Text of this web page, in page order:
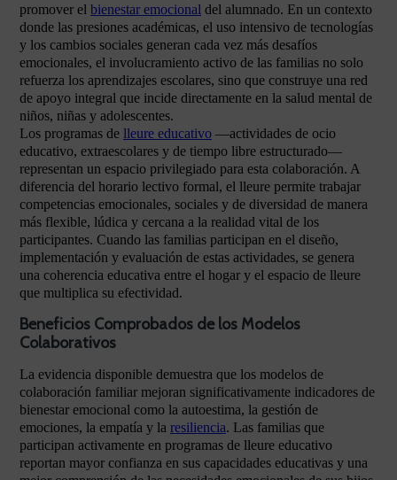
promover el bienestar emocional del alumnado. En un contexto
donde las presiones académicas, el uso intensivo de tecnologías
y los cambios sociales generan cada vez más desafíos
emocionales, el involucramiento activo de las familias no solo
refuerza los aprendizajes escolares, sino que construye una red
de apoyo integral que incide directamente en la salud mental de
niños, niñas y adolescentes.
Los programas de lleure educativo —actividades de ocio
educativo, extraescolares y de tiempo libre estructurado—
representan un espacio privilegiado para esta colaboración. A
diferencia del horario lectivo formal, el lleure permite trabajar
competencias emocionales, sociales y de diversidad de manera
más flexible, lúdica y cercana a la realidad vital de los
participantes. Cuando las familias participan en el diseño,
implementación y evaluación de estas actividades, se genera
una coherencia educativa entre el hogar y el espacio de lleure
que multiplica su efectividad.
Beneficios Comprobados de los Modelos
Colaborativos
La evidencia disponible demuestra que los modelos de
colaboración familiar mejoran significativamente indicadores de
bienestar emocional como la autoestima, la gestión de
emociones, la empatía y la resiliencia. Las familias que
participan activamente en programas de lleure educativo
reportan mayor confianza en sus capacidades educativas y una